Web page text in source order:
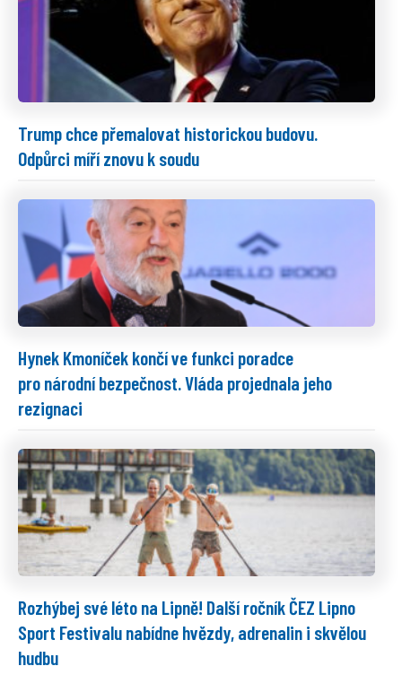
Trump chce přemalovat historickou budovu.
Odpůrci míří znovu k soudu
Hynek Kmoníček končí ve funkci poradce
pro národní bezpečnost. Vláda projednala jeho
rezignaci
Rozhýbej své léto na Lipně! Další ročník ČEZ Lipno
Sport Festivalu nabídne hvězdy, adrenalin i skvělou
hudbu